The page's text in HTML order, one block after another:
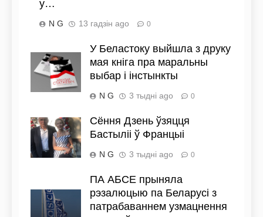
у…
N G 13 гадзін ago 0
У Беластоку выйшла з друку
мая кніга пра маральны
выбар і інстынкты
N G 3 тыдні ago 0
Сёння Дзень ўзяцця
Бастыліі ў Францыі
N G 3 тыдні ago 0
ПА АБСЕ прыняла
рэзалюцыю па Беларусі з
патрабаваннем узмацнення